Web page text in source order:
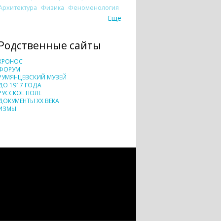
Физика Феноменология
Еще
сайты
МУЗЕЙ
1917 ГОДА
ПОЛЕ
XX ВЕКА